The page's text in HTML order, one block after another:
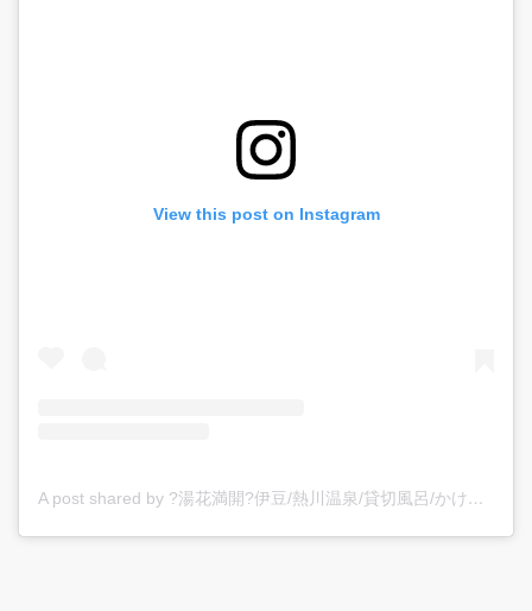
View this post on Instagram
A post shared by ?湯花満開?伊豆/熱川温泉/貸切風呂/かけ流し/カップル/旅館/静岡/海が見える (@yubanamankai)